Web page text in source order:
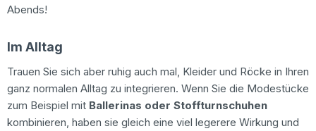
Abends!
Im Alltag
Trauen Sie sich aber ruhig auch mal, Kleider und Röcke in Ihren
ganz normalen Alltag zu integrieren. Wenn Sie die Modestücke
zum Beispiel mit Ballerinas oder Stoffturnschuhen
kombinieren, haben sie gleich eine viel legerere Wirkung und